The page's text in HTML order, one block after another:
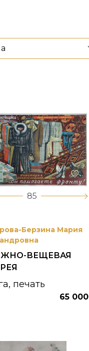
85
Берзина Мария
ВЕЩЕВАЯ
печать
65 000